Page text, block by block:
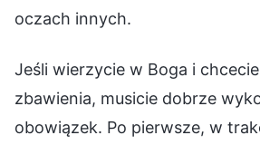
oczach innych.
Jeśli wierzycie w Boga i
zbawienia, musicie dobrze
obowiązek. Po pierwsze, w